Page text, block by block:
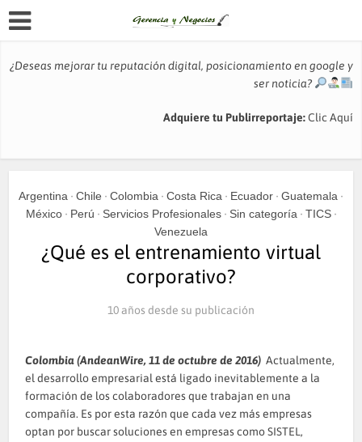
¿Deseas mejorar tu reputación digital, posicionamiento en google y
ser noticia?
Adquiere tu Publirreportaje:Clic Aquí
Argentina • Chile • Colombia • Costa Rica • Ecuador • Guatemala •
México • Perú • Servicios Profesionales • Sin categoría • TICS •
Venezuela
¿Qué es el entrenamiento virtual
corporativo?
10 años desde su publicación
Colombia (AndeanWire, 11 de octubre de 2016) Actualmente,
el desarrollo empresarial está ligado inevitablemente a la
formación de los colaboradores que trabajan en una
compañía. Es por esta razón que cada vez más empresas
optan por buscar soluciones en empresas comoSISTEL ,